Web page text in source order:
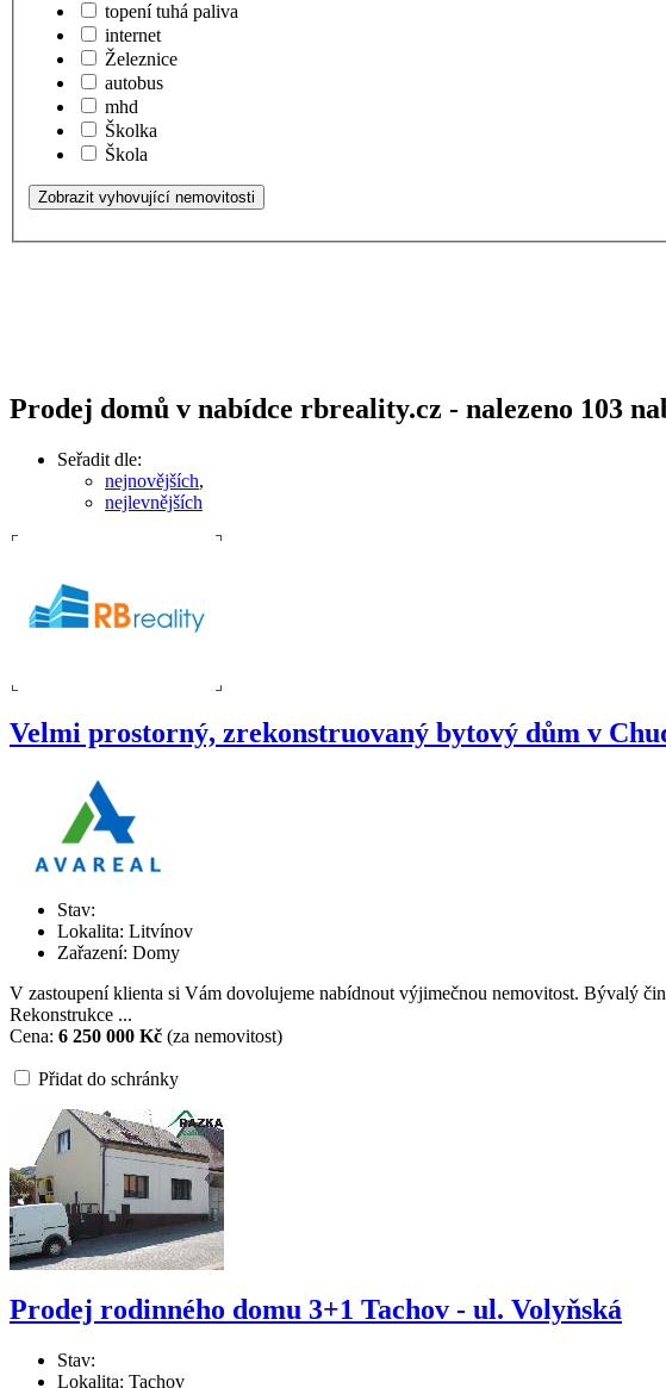
topení tuhá paliva
internet
Železnice
autobus
mhd
Školka
Škola
Prodej domů v nabídce rbreality.cz - nalezeno 103
Seřadit dle:
nejnovějších,
nejlevnějších
Velmi prostorný, zrekonstruovaný bytový dům v
Stav:
Lokalita: Litvínov
Zařazení: Domy
V zastoupení klienta si Vám dovolujeme nabídnout výjimečnou nemovitost. Bývalý
Rekonstrukce ...
Cena: 6 250 000 Kč (za nemovitost)
Přidat do schránky
Prodej rodinného domu 3+1 Tachov - ul. Volyňská
Stav:
Lokalita: Tachov